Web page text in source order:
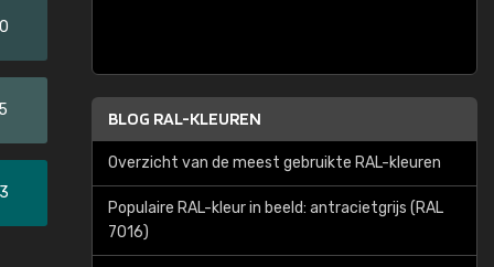
BLOG RAL-KLEUREN
Overzicht van de meest gebruikte RAL-kleuren
Populaire RAL-kleur in beeld: antracietgrijs (RAL
7016)